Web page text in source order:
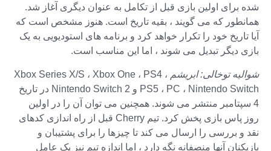
شده برای اولین بازی قبل از تکامل به عنوان دیگری آغاز شد.
همانطور که می گویند ، بقیه تاریخ است. هنوز مشخص است که
آیا تاریخ خود را تکرار خواهد کرد و برنامه های استودیویی به یک
بازی دیگر تبدیل می شوند ، اما این مناسب است.
شوالیه توخالی: ابریشم Xbox Series X/S ، Xbox One ، PS4 ،
PS5 ، PC ، Nintendo Switch و Nintendo Switch 2 در تاریخ
4 سپتامبر منتشر می شوند. همچنین می توان آن را در اولین
روز پاس بازی پخش کرد. تیم Cherry قبل از راه اندازی کدهای
نقد و بررسی را ارسال می کند تا چیزها را برای پشتیبان و
بازیکنان آنها منصفانه نگه دارد ، اما اندازه تیم نیز یک عامل